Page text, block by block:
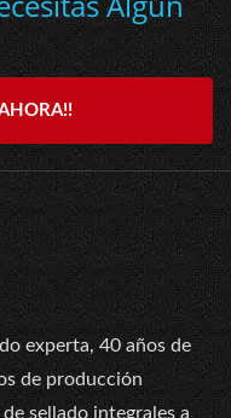
experta, 40 años de
de producción
sellado integrales a